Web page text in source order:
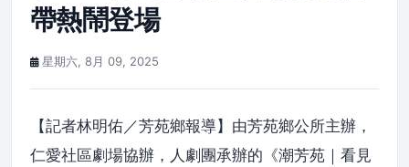
帶熱鬧登場
星期六, 8月 09, 2025
【記者林明佑／芳苑鄉報導】由芳苑鄉公所主辦，
仁愛社區劇場協辦，人劇團承辦的《潮芳苑｜看見